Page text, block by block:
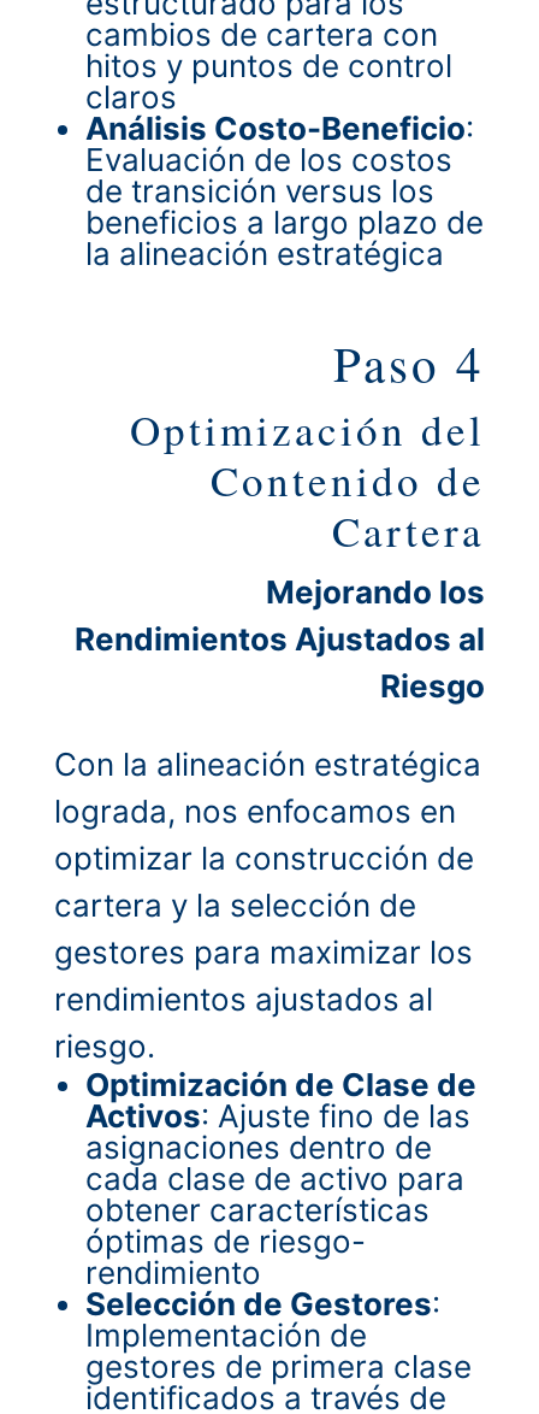
cambios de cartera con
hitos y puntos de control
claros
Análisis Costo-Beneficio:
Evaluación de los costos
de transición versus los
beneficios a largo plazo de
la alineación estratégica
Paso 4
Optimización del
Contenido de
Cartera
Mejorando los
Rendimientos Ajustados al
Riesgo
Con la alineación estratégica
lograda, nos enfocamos en
optimizar la construcción de
cartera y la selección de
gestores para maximizar los
rendimientos ajustados al
riesgo.
Optimización de Clase de
Activos: Ajuste fino de las
asignaciones dentro de
cada clase de activo para
obtener características
óptimas de riesgo-
rendimiento
Selección de Gestores:
Implementación de
gestores de primera clase
identificados a través de